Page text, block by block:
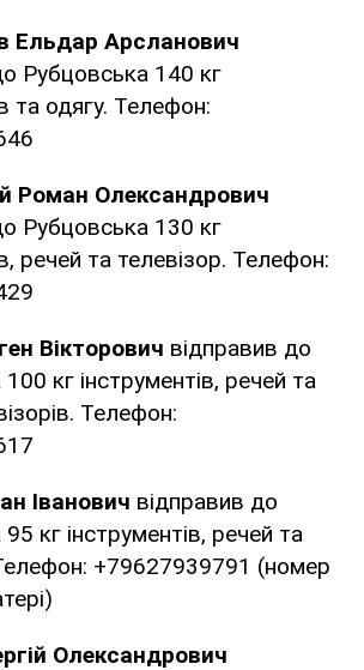
Ельдар Арсланович
Рубцовська 140 кг
та одягу. Телефон:
Роман Олександрович
Рубцовська 130 кг
речей та телевізор. Телефон:
Вікторович відправив до
кг інструментів, речей та
Телефон:
Іванович відправив до
кг інструментів, речей та
+79627939791 (номер
Олександрович